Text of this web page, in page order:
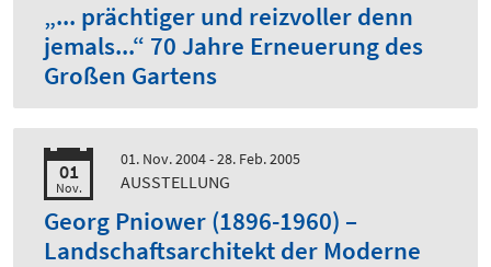
„... prächtiger und reizvoller denn
jemals...“ 70 Jahre Erneuerung des
Großen Gartens
01
Nov.
01. Nov. 2004 - 28. Feb. 2005
AUSSTELLUNG
Georg Pniower (1896-1960) –
Landschaftsarchitekt der Moderne